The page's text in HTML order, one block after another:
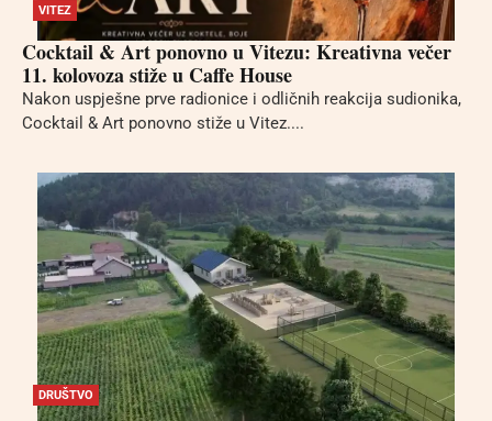
VITEZ
Cocktail & Art ponovno u Vitezu: Kreativna večer
11. kolovoza stiže u Caffe House
Nakon uspješne prve radionice i odličnih reakcija sudionika,
Cocktail & Art ponovno stiže u Vitez....
DRUŠTVO